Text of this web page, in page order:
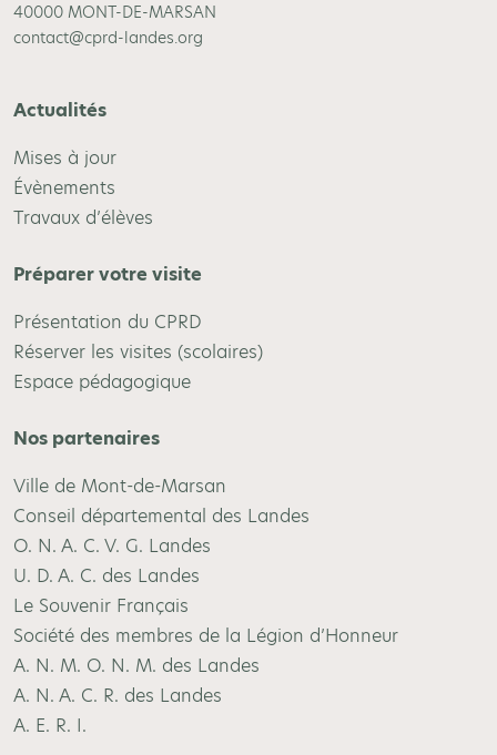
40000 MONT-DE-MARSAN
contact@cprd-landes.org
Actualités
Mises à jour
Évènements
Travaux d’élèves
Préparer votre visite
Présentation du CPRD
Réserver les visites (scolaires)
Espace pédagogique
Nos partenaires
Ville de Mont-de-Marsan
Conseil départemental des Landes
O. N. A. C. V. G. Landes
U. D. A. C. des Landes
Le Souvenir Français
Société des membres de la Légion d’Honneur
A. N. M. O. N. M. des Landes
A. N. A. C. R. des Landes
A. E. R. I.